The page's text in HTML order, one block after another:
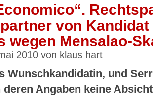
von Kandidat
wegen Mensalao-
2010 von klaus hart
Wunschkandidatin, und
deren Angaben keine